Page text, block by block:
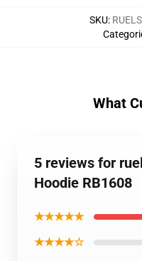
SKU:
What
5 reviews for
Hoodie RB1608
★★★★★
★★★★☆